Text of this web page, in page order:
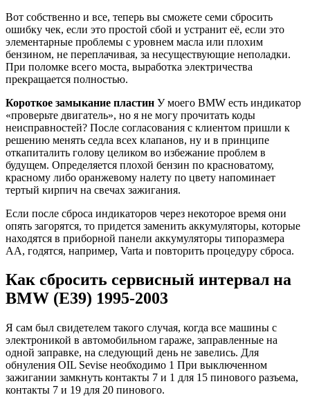
Вот собственно и все, теперь вы сможете семи сбросить
ошибку чек, если это простой сбой и устранит её, если это
элементарные проблемы с уровнем масла или плохим
бензином, не переплачивая, за несуществующие неполадки.
При поломке всего моста, выработка электричества
прекращается полностью.
Короткое замыкание пластин У моего BMW есть индикатор
«проверьте двигатель», но я не могу прочитать коды
неисправностей? После согласования с клиентом пришли к
решению менять седла всех клапанов, ну и в принципе
откапиталить голову целиком во избежание проблем в
будущем. Определяется плохой бензин по красноватому,
красному либо оранжевому налету по цвету напоминает
тертый кирпич на свечах зажигания.
Если после сброса индикаторов через некоторое время они
опять загорятся, то придется заменить аккумуляторы, которые
находятся в приборной панели аккумуляторы типоразмера
АА, годятся, например, Varta и повторить процедуру сброса.
Как сбросить сервисный интервал на
BMW (E39) 1995-2003
Я сам был свидетелем такого случая, когда все машины с
электроникой в автомобильном гараже, заправленные на
одной заправке, на следующий день не завелись. Для
обнуления OIL Sevise необходимо 1 При выключенном
зажигании замкнуть контакты 7 и 1 для 15 пинового разъема,
контакты 7 и 19 для 20 пинового.